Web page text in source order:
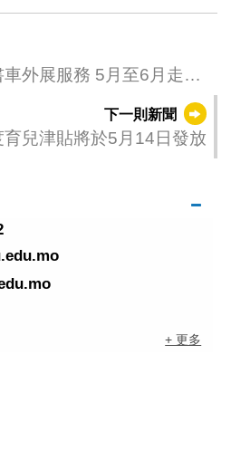
外展服務 5月至6月走進
下一則新聞
兒津貼將於5月14日發放
+ 更多